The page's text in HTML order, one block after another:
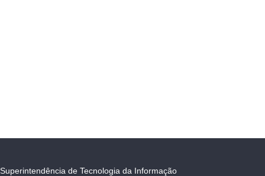
Superintendência de Tecnologia da Informação